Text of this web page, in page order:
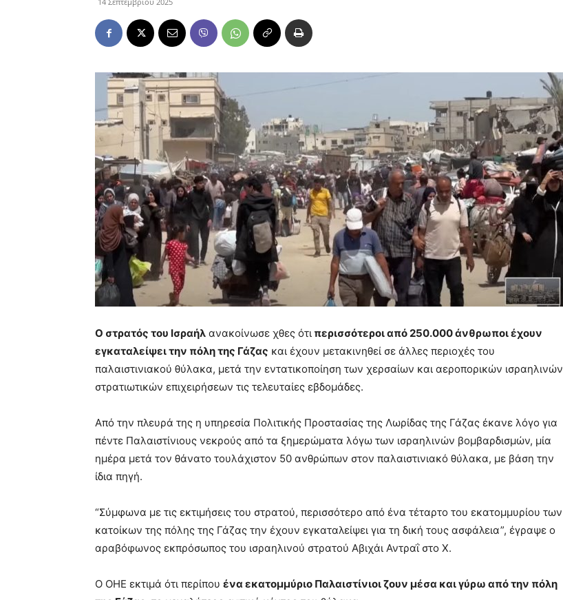
Ο στρατός του Ισραήλ ανακοίνωσε χθες ότι περισσότεροι από 250.000 άνθρωποι έχουν
εγκαταλείψει την πόλη της Γάζας και έχουν μετακινηθεί σε άλλες περιοχές του
παλαιστινιακού θύλακα, μετά την εντατικοποίηση των χερσαίων και αεροπορικών ισραηλινών
στρατιωτικών επιχειρήσεων τις τελευταίες εβδομάδες.
Από την πλευρά της η υπηρεσία Πολιτικής Προστασίας της Λωρίδας της Γάζας έκανε λόγο για
πέντε Παλαιστίνιους νεκρούς από τα ξημερώματα λόγω των ισραηλινών βομβαρδισμών, μία
ημέρα μετά τον θάνατο τουλάχιστον 50 ανθρώπων στον παλαιστινιακό θύλακα, με βάση την
ίδια πηγή.
“Σύμφωνα με τις εκτιμήσεις του στρατού, περισσότερο από ένα τέταρτο του εκατομμυρίου των
κατοίκων της πόλης της Γάζας την έχουν εγκαταλείψει για τη δική τους ασφάλεια”, έγραψε ο
αραβόφωνος εκπρόσωπος του ισραηλινού στρατού Αβιχάι Αντραΐ στο Χ.
Ο ΟΗΕ εκτιμά ότι περίπου ένα εκατομμύριο Παλαιστίνιοι ζουν μέσα και γύρω από την πόλη